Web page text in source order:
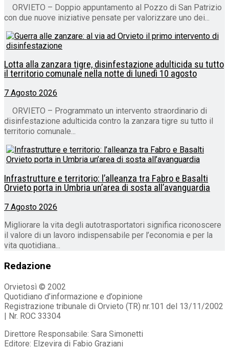
ORVIETO – Doppio appuntamento al Pozzo di San Patrizio
con due nuove iniziative pensate per valorizzare uno dei...
Lotta alla zanzara tigre, disinfestazione adulticida su tutto
il territorio comunale nella notte di lunedì 10 agosto
7 Agosto 2026
ORVIETO – Programmato un intervento straordinario di
disinfestazione adulticida contro la zanzara tigre su tutto il
territorio comunale...
Infrastrutture e territorio: l’alleanza tra Fabro e Basalti
Orvieto porta in Umbria un’area di sosta all’avanguardia
7 Agosto 2026
Migliorare la vita degli autotrasportatori significa riconoscere
il valore di un lavoro indispensabile per l’economia e per la
vita quotidiana...
Redazione
Orvietosì © 2002
Quotidiano d’informazione e d’opinione
Registrazione tribunale di Orvieto (TR) nr.101 del 13/11/2002
| Nr. ROC 33304
Direttore Responsabile: Sara Simonetti
Editore: Elzevira di Fabio Graziani